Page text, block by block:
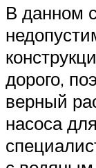
В данном
дорого,
верный
насоса